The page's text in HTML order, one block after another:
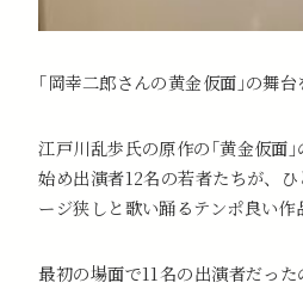
｢岡幸二郎さんの黄金仮面｣の舞台
江戸川乱歩氏の原作の｢黄金仮面
始め出演者12名の若者たちが、
ージ狭しと歌い踊るテンポ良い作
最初の場面で11名の出演者だっ